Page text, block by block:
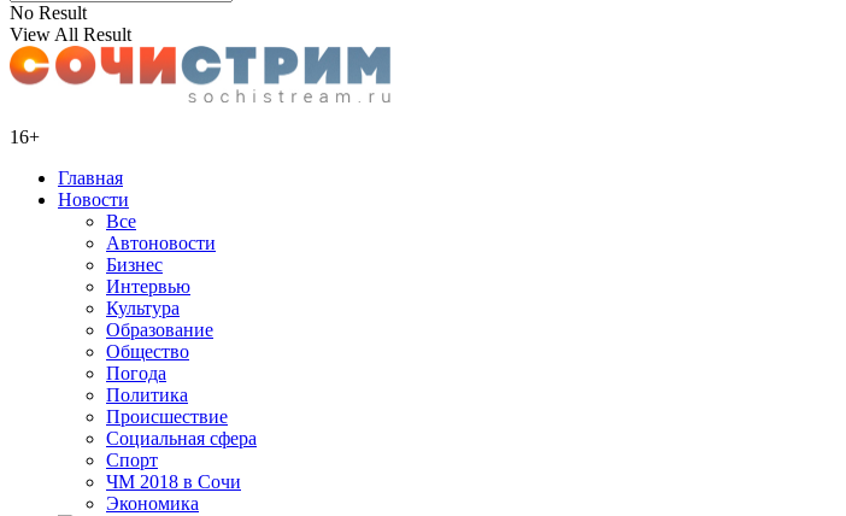
No Result
View All Result
16+
Главная
Новости
Все
Автоновости
Бизнес
Интервью
Культура
Образование
Общество
Погода
Политика
Происшествие
Социальная сфера
Спорт
ЧМ 2018 в Сочи
Экономика